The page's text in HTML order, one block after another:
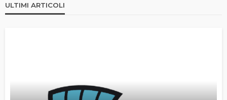
ULTIMI ARTICOLI